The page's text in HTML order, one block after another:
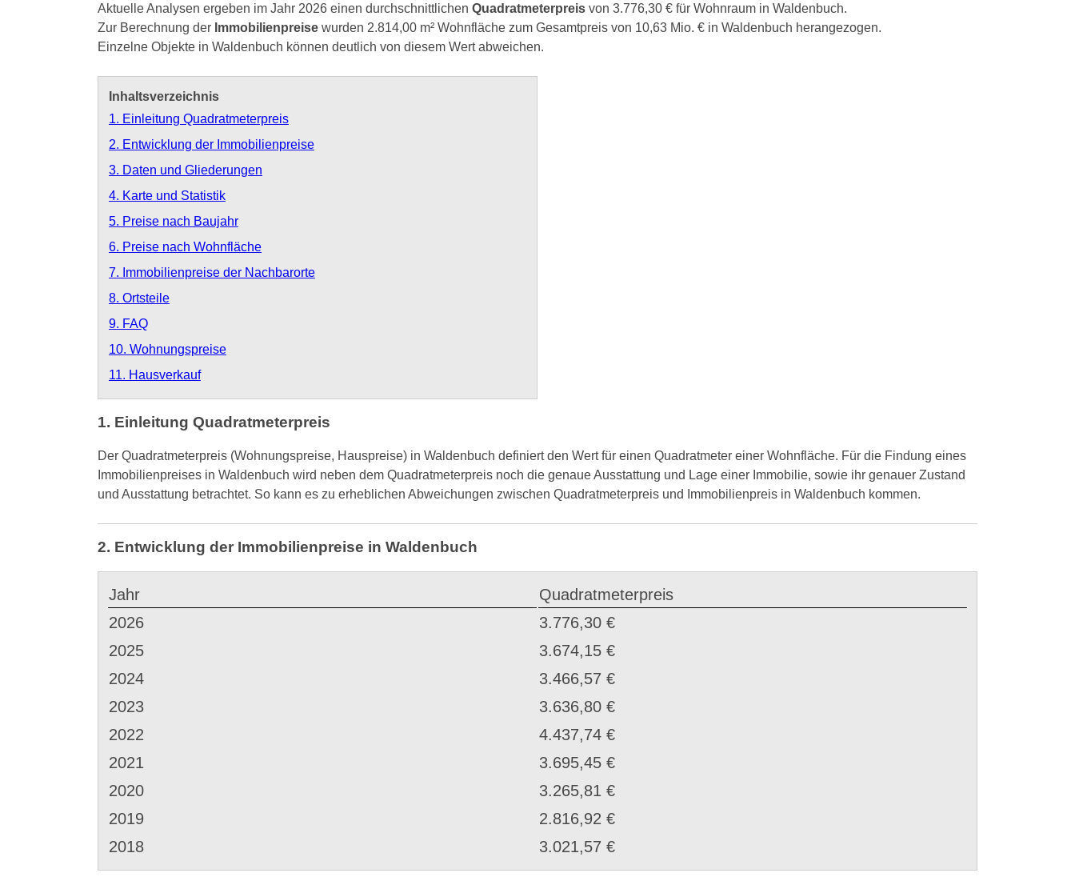
Aktuelle Analysen ergeben im Jahr 2026 einen durchschnittlichen Quadratmeterpreis von 3.776,30 € für Wohnraum in Waldenbuch.
Zur Berechnung der Immobilienpreise wurden 2.814,00 m² Wohnfläche zum Gesamtpreis von 10,63 Mio. € in Waldenbuch herangezogen.
Einzelne Objekte in Waldenbuch können deutlich von diesem Wert abweichen.
Inhaltsverzeichnis
1. Einleitung Quadratmeterpreis
2. Entwicklung der Immobilienpreise
3. Daten und Gliederungen
4. Karte und Statistik
5. Preise nach Baujahr
6. Preise nach Wohnfläche
7. Immobilienpreise der Nachbarorte
8. Ortsteile
9. FAQ
10. Wohnungspreise
11. Hausverkauf
1. Einleitung Quadratmeterpreis
Der Quadratmeterpreis (Wohnungspreise, Hauspreise) in Waldenbuch definiert den Wert für einen Quadratmeter einer Wohnfläche. Für die Findung eines
Immobilienpreises in Waldenbuch wird neben dem Quadratmeterpreis noch die genaue Ausstattung und Lage einer Immobilie, sowie ihr genauer Zustand
und Ausstattung betrachtet. So kann es zu erheblichen Abweichungen zwischen Quadratmeterpreis und Immobilienpreis in Waldenbuch kommen.
2. Entwicklung der Immobilienpreise in Waldenbuch
Jahr
Quadratmeterpreis
2026
3.776,30 €
2025
3.674,15 €
2024
3.466,57 €
2023
3.636,80 €
2022
4.437,74 €
2021
3.695,45 €
2020
3.265,81 €
2019
2.816,92 €
2018
3.021,57 €